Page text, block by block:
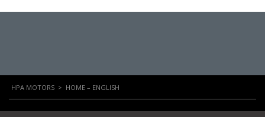
HPA MOTORS > HOME – ENGLISH